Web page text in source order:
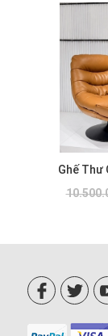
Ghế Thư